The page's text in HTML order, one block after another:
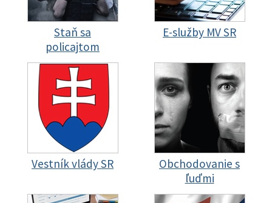
Staň sa
policajtom
E-služby MV SR
Vestník vlády SR
Obchodovanie s
ľuďmi